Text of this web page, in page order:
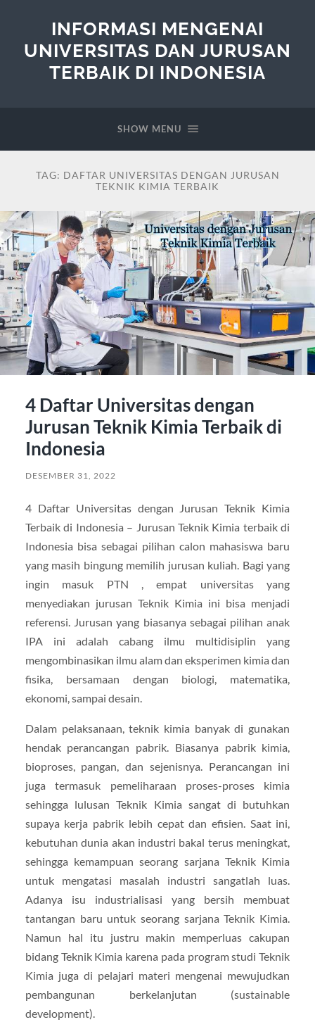
INFORMASI MENGENAI
UNIVERSITAS DAN JURUSAN
TERBAIK DI INDONESIA
SHOW MENU
TAG: DAFTAR UNIVERSITAS DENGAN JURUSAN
TEKNIK KIMIA TERBAIK
4 Daftar Universitas dengan
Jurusan Teknik Kimia Terbaik di
Indonesia
DESEMBER 31, 2022
4 Daftar Universitas dengan Jurusan Teknik Kimia
Terbaik di Indonesia – Jurusan Teknik Kimia terbaik di
Indonesia bisa sebagai pilihan calon mahasiswa baru
yang masih bingung memilih jurusan kuliah. Bagi yang
ingin masuk PTN , empat universitas yang
menyediakan jurusan Teknik Kimia ini bisa menjadi
referensi. Jurusan yang biasanya sebagai pilihan anak
IPA ini adalah cabang ilmu multidisiplin yang
mengombinasikan ilmu alam dan eksperimen kimia dan
fisika, bersamaan dengan biologi, matematika,
ekonomi, sampai desain.
Dalam pelaksanaan, teknik kimia banyak di gunakan
hendak perancangan pabrik. Biasanya pabrik kimia,
bioproses, pangan, dan sejenisnya. Perancangan ini
juga termasuk pemeliharaan proses-proses kimia
sehingga lulusan Teknik Kimia sangat di butuhkan
supaya kerja pabrik lebih cepat dan efisien. Saat ini,
kebutuhan dunia akan industri bakal terus meningkat,
sehingga kemampuan seorang sarjana Teknik Kimia
untuk mengatasi masalah industri sangatlah luas.
Adanya isu industrialisasi yang bersih membuat
tantangan baru untuk seorang sarjana Teknik Kimia.
Namun hal itu justru makin memperluas cakupan
bidang Teknik Kimia karena pada program studi Teknik
Kimia juga di pelajari materi mengenai mewujudkan
pembangunan berkelanjutan (sustainable
development).